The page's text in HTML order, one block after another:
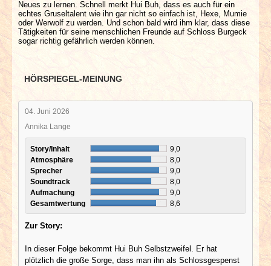
Neues zu lernen. Schnell merkt Hui Buh, dass es auch für ein
echtes Gruseltalent wie ihn gar nicht so einfach ist, Hexe, Mumie
oder Werwolf zu werden. Und schon bald wird ihm klar, dass diese
Tätigkeiten für seine menschlichen Freunde auf Schloss Burgeck
sogar richtig gefährlich werden können.
HÖRSPIEGEL-MEINUNG
04. Juni 2026
Annika Lange
Story/Inhalt
9,0
Atmosphäre
8,0
Sprecher
9,0
Soundtrack
8,0
Aufmachung
9,0
Gesamtwertung
8,6
Zur Story:
In dieser Folge bekommt Hui Buh Selbstzweifel. Er hat
plötzlich die große Sorge, dass man ihn als Schlossgespenst